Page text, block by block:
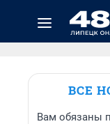
ВСЕ
Вам обязаны